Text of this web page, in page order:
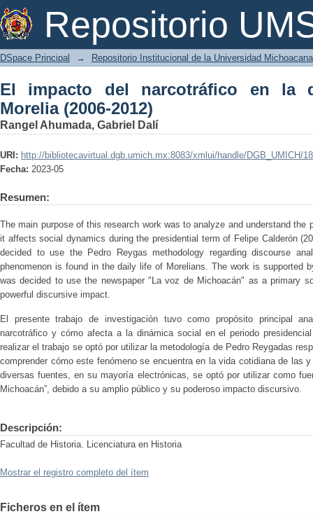
Repositorio
El impacto del narcotráfico en la
DSpace Principal → Repositorio Institucional de la Universidad
El impacto del narcotráfico en la
Morelia (2006-2012)
Rangel Ahumada, Gabriel Dalí
URI: http://bibliotecavirtual.dgb.umich.mx:8083/xmlui/handle/DGB_UMICH/
Fecha: 2023-05
Resumen:
The main purpose of this research work was to analyze and understand the
it affects social dynamics during the presidential term of Felipe Calderón
decided to use the Pedro Reygas methodology regarding discourse
phenomenon is found in the daily life of Morelians. The work is supported
was decided to use the newspaper "La voz de Michoacán" as a primary
powerful discursive impact.
El presente trabajo de investigación tuvo como propósito principal
narcotráfico y cómo afecta a la dinámica social en el periodo
realizar el trabajo se optó por utilizar la metodología de Pedro Reygadas
comprender cómo este fenómeno se encuentra en la vida cotidiana de las
diversas fuentes, en su mayoría electrónicas, se optó por utilizar como
Michoacán”, debido a su amplio público y su poderoso impacto discursivo.
Descripción:
Facultad de Historia. Licenciatura en Historia
Mostrar el registro completo del ítem
Ficheros en el ítem